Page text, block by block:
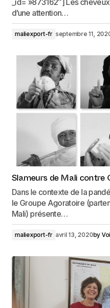
_id= »873162″] Les
d’une attention…
maliexport-fr septembre 11,
Slameurs de Mali contre
Dans le contexte de la
le Groupe Agoratoire
Mali) présente…
maliexport-fr avril 13, 2020by